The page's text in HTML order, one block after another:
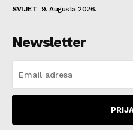
SVIJET 9. Augusta 2026.
Newsletter